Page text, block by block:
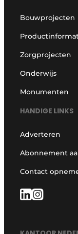
Bouwprojecten
Zorgprojecten
Onderwijs
Monumenten
HANDIGE LINKS
Adverteren
Abonnement
Contact